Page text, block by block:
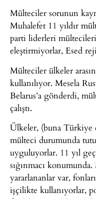
Mülteciler sorunun
Muhalefet 11 yıldır
parti liderleri
eleştirmiyorlar, Esed
Mülteciler ülkeler
kullanılıyor. Mesela
Belarus’a gönderdi,
çalıştı.
Ülkeler, (buna Türkiye
mülteci durumunda
uyguluyorlar. 11 yıl
sığınmacı
yararlananlar var,
işçilikte kullanıyorlar,